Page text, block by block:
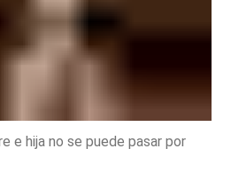
e hija no se puede pasar por